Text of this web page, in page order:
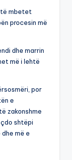
të mbetet
procesin më
dhe marrin
më i lehtë
por
e
zakonshme
shtëpi
më e